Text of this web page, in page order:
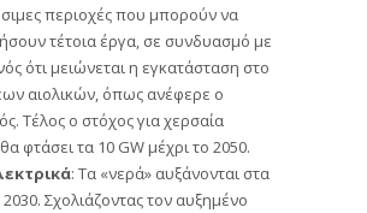
περιοχές που μπορούν να
τέτοια έργα, σε συνδυασμό με
ότι μειώνεται η εγκατάσταση στο
αιολικών, όπως ανέφερε ο
Τέλος ο στόχος για χερσαία
φτάσει τα 10 GW μέχρι το 2050.
: Τα «νερά» αυξάνονται στα
Σχολιάζοντας τον αυξημένο